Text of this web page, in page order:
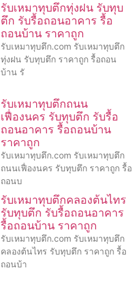
รับเหมาทุบตึกทุ่งฝน รับทุบ
ตึก รับรื้อถอนอาคาร รื้อ
ถอนบ้าน ราคาถูก
รับเหมาทุบตึก.com รับเหมาทุบตึก
ทุ่งฝน รับทุบตึก ราคาถูก รื้อถอน
บ้าน รั
รับเหมาทุบตึกถนน
เฟื่องนคร รับทุบตึก รับรื้อ
ถอนอาคาร รื้อถอนบ้าน
ราคาถูก
รับเหมาทุบตึก.com รับเหมาทุบตึก
ถนนเฟื่องนคร รับทุบตึก ราคาถูก รื้อ
ถอนบ
รับเหมาทุบตึกคลองต้นไทร
รับทุบตึก รับรื้อถอนอาคาร
รื้อถอนบ้าน ราคาถูก
รับเหมาทุบตึก.com รับเหมาทุบตึก
คลองต้นไทร รับทุบตึก ราคาถูก รื้อ
ถอนบ้า